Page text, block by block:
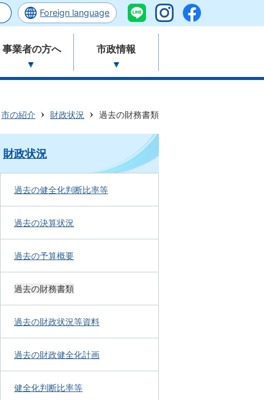
Foreign language
事業者の方へ 市政情報
市の紹介 財政状況 過去の財務書類
財政状況
過去の健全化判断比率等
過去の決算状況
過去の予算概要
過去の財務書類
過去の財政状況等資料
過去の財政健全化計画
健全化判断比率等